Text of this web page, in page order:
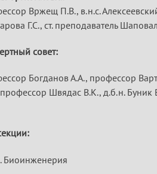
Вржещ П.В., в.н.с.
Г.С., ст. преподаватель
совет:
Богданов А.А., профессор
Швядас В.К., д.б.н. Буник
Биоинженерия